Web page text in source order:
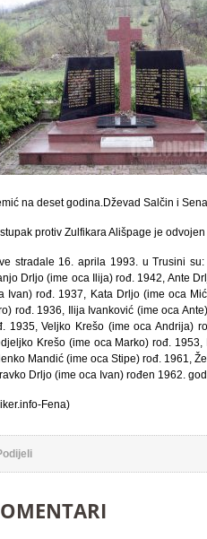
na deset godina.Dževad Salčin i
protiv Zulfikara Ališpage je
stradale 16. aprila 1993. u Trusini
Drljo (ime oca Ilija) rođ. 1942, Ante
Ivan) rođ. 1937, Kata Drljo (ime oca
rođ. 1936, Ilija Ivanković (ime oca
1935, Veljko Krešo (ime oca Andrija)
Krešo (ime oca Marko) rođ.
Mandić (ime oca Stipe) rođ. 1961,
Drljo (ime oca Ivan) rođen 1962.
Fena)